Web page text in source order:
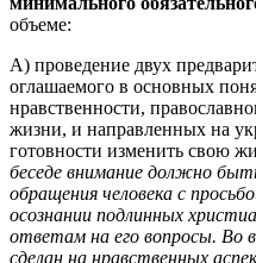
объеме:
А) проведение двух
оглашаемого в основных
нравственности,
жизни, и направленных на
готовности изменить свою
беседе внимание должно
обращения человека с
осознании подлинных
ответам на его вопросы.
сделан на нравственных